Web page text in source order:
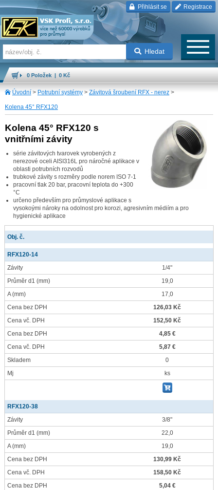
Přihlásit se Registrace
Hledat
0 Položek | 0 Kč
Úvodní > Potrubní systémy > Závitová šroubení RFX - nerez >
Kolena 45° RFX120
Kolena 45° RFX120 s
vnitřními závity
série závitových tvarovek vyrobených z
nerezové oceli AISI316L pro náročné aplikace v
oblasti potrubních rozvodů
trubkové závity s rozměry podle norem ISO 7-1
pracovní tlak 20 bar, pracovní teplota do +300
°C
určeno především pro průmyslové aplikace s
vysokoými nároky na odolnost pro korozi, agresivním médiím a pro
hygienické aplikace
Obj. č.
RFX120-14
Závity
1/4"
Průměr d1 (mm)
19,0
A(mm)
17,0
Cena bez DPH
126,03 Kč
Cena vč. DPH
152,50 Kč
Cena bez DPH
4,85 €
Cena vč. DPH
5,87 €
Skladem
0
Mj
ks
RFX120-38
Závity
3/8"
Průměr d1 (mm)
22,0
A(mm)
19,0
Cena bez DPH
130,99 Kč
Cena vč. DPH
158,50 Kč
Cena bez DPH
5,04 €